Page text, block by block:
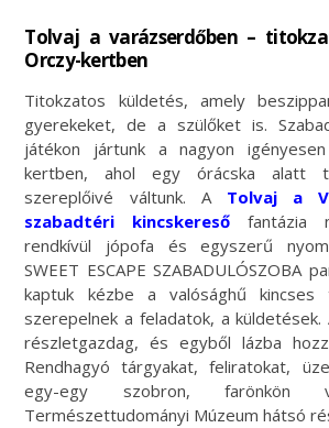
Tolvaj a varázserdőben –
Orczy-kertben
Titokzatos küldetés, amely
gyerekeket, de a szülőket is.
játékon jártunk a nagyon
kertben, ahol egy órácska alatt
szereplőivé váltunk. A Tolvaj a
szabadtéri kincskereső fantázia
rendkívül jópofa és egyszerű
SWEET ESCAPE SZABADULÓSZOBA
kaptuk kézbe a valósághű kincses
szerepelnek a feladatok, a
részletgazdag, és egyből lázba
Rendhagyó tárgyakat, feliratokat,
egy-egy szobron,
Természettudományi Múzeum hátsó